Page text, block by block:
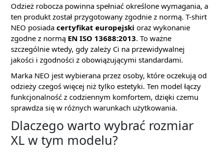
Odzież robocza powinna spełniać określone wymagania, a
ten produkt został przygotowany zgodnie z normą. T-shirt
NEO posiada certyfikat europejski oraz wykonanie
zgodne z normą EN ISO 13688:2013. To ważne
szczególnie wtedy, gdy zależy Ci na przewidywalnej
jakości i zgodności z obowiązującymi standardami.
Marka NEO jest wybierana przez osoby, które oczekują od
odzieży czegoś więcej niż tylko estetyki. Ten model łączy
funkcjonalność z codziennym komfortem, dzięki czemu
sprawdza się w różnych warunkach użytkowania.
Dlaczego warto wybrać rozmiar
XL w tym modelu?